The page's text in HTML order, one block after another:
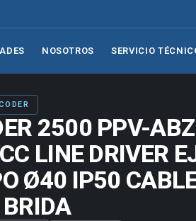
NOSOTROS SERVICIO
2500 PPV-
LINE DRIVER
Ø40 IP50